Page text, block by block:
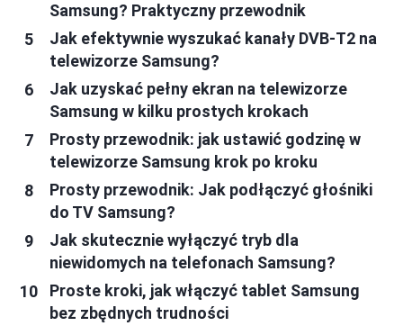
Samsung? Praktyczny przewodnik
Jak efektywnie wyszukać kanały DVB-T2 na
telewizorze Samsung?
Jak uzyskać pełny ekran na telewizorze
Samsung w kilku prostych krokach
Prosty przewodnik: jak ustawić godzinę w
telewizorze Samsung krok po kroku
Prosty przewodnik: Jak podłączyć głośniki
do TV Samsung?
Jak skutecznie wyłączyć tryb dla
niewidomych na telefonach Samsung?
Proste kroki, jak włączyć tablet Samsung
bez zbędnych trudności